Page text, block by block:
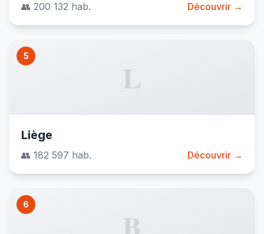
👥 200 132 hab. Découvrir →
5
L
Liège
👥 182 597 hab. Découvrir →
6
B